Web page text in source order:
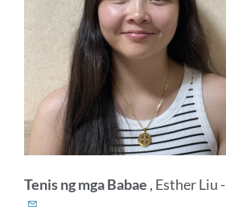
Tenis ng mga Babae , Esther Liu -